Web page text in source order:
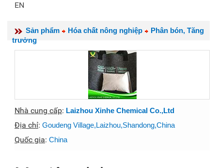
EN
Sản phẩm Hóa chất nông nghiệp
Phân bón, Tăng
trưởng
Nhà cung cấp: Laizhou Xinhe Chemical Co.,Ltd
Địa chỉ: Goudeng Village,Laizhou,Shandong,China
Quốc gia: China